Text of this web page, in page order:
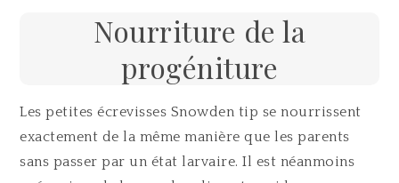
Nourriture de la
progéniture
Les petites écrevisses Snowden tip se nourrissent
exactement de la même manière que les parents
sans passer par un état larvaire. Il est néanmoins